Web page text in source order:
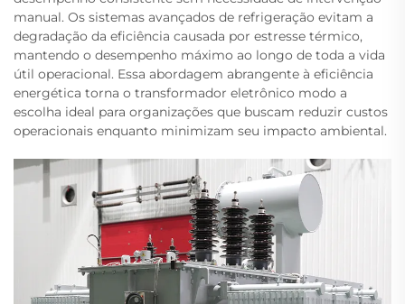
manual. Os sistemas avançados de refrigeração evitam a
degradação da eficiência causada por estresse térmico,
mantendo o desempenho máximo ao longo de toda a vida
útil operacional. Essa abordagem abrangente à eficiência
energética torna o transformador eletrônico modo a
escolha ideal para organizações que buscam reduzir custos
operacionais enquanto minimizam seu impacto ambiental.